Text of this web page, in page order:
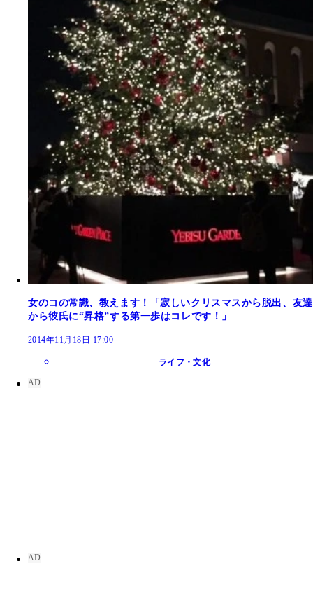
女のコの常識、教えます！「寂しいクリスマスから脱出、友達
から彼氏に“昇格”する第一歩はコレです！」
2014年11月18日 17:00
ライフ・文化